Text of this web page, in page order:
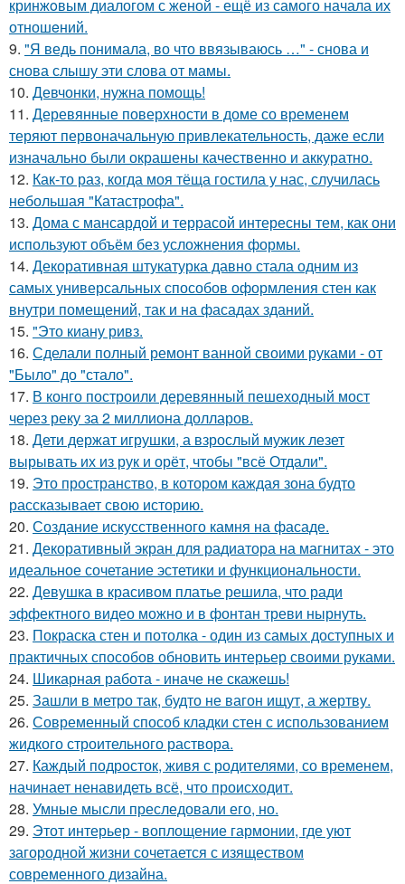
кринжoвым диалогом с женой - ещё из самого начала их
отношeний.
9. "Я ведь понимала, во что ввязываюсь …" - снова и
снова слышу эти слова от мамы.
10. Девчонки, нужна помощь!
11. Деревянные поверхности в доме со временем
теряют первоначальную привлекательность, даже если
изначально были окрашены качественно и аккуратно.
12. Как-то раз, когда моя тёща гостила у нас, случилась
небольшая "Катастрофа".
13. Дома с мансардой и террасой интересны тем, как они
используют объём без усложнения формы.
14. Декоративная штукатурка давно стала одним из
самых универсальных способов оформления стен как
внутри помещений, так и на фасадах зданий.
15. "Это киану ривз.
16. Сделали полный ремонт ванной своими руками - от
"Было" до "стало".
17. В конго построили деревянный пешеходный мост
через реку за 2 миллиона долларов.
18. Дети держат игрушки, а взрослый мужик лезет
вырывать их из рук и орёт, чтобы "всё Отдали".
19. Это пространство, в котором каждая зона будто
рассказывает свою историю.
20. Создание искусственного камня на фасаде.
21. Декоративный экран для радиатора на магнитах - это
идеальное сочетание эстетики и функциональности.
22. Девушка в красивом платье решила, что ради
эффектного видео можно и в фонтан треви нырнуть.
23. Покраска стен и потолка - один из самых доступных и
практичных способов обновить интерьер своими руками.
24. Шикарная работа - иначе не скажешь!
25. Зашли в метро так, будто не вагон ищут, а жертву.
26. Современный способ кладки стен с использованием
жидкого строительного раствора.
27. Каждый подросток, живя с родителями, со временем,
начинает ненавидеть всё, что происходит.
28. Умные мысли преследовали его, но.
29. Этот интерьер - воплощение гармонии, где уют
загородной жизни сочетается с изяществом
современного дизайна.